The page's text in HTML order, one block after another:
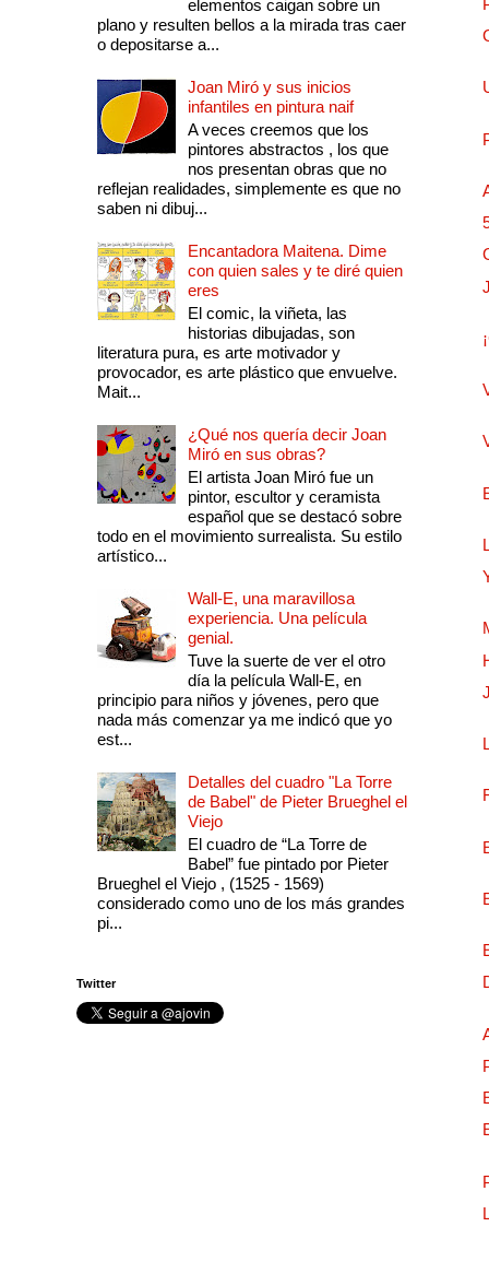
elementos caigan sobre un
plano y resulten bellos a la mirada tras caer
o depositarse a...
Joan Miró y sus inicios
infantiles en pintura naif
A veces creemos que los
pintores abstractos , los que
nos presentan obras que no
reflejan realidades, simplemente es que no
saben ni dibuj...
Encantadora Maitena. Dime
con quien sales y te diré quien
eres
El comic, la viñeta, las
historias dibujadas, son
literatura pura, es arte motivador y
provocador, es arte plástico que envuelve.
Mait...
¿Qué nos quería decir Joan
Miró en sus obras?
El artista Joan Miró fue un
pintor, escultor y ceramista
español que se destacó sobre
todo en el movimiento surrealista. Su estilo
artístico...
Wall-E, una maravillosa
experiencia. Una película
genial.
Tuve la suerte de ver el otro
día la película Wall-E, en
principio para niños y jóvenes, pero que
nada más comenzar ya me indicó que yo
est...
Detalles del cuadro "La Torre
de Babel" de Pieter Brueghel el
Viejo
El cuadro de “La Torre de
Babel” fue pintado por Pieter
Brueghel el Viejo , (1525 - 1569)
considerado como uno de los más grandes
pi...
Twitter